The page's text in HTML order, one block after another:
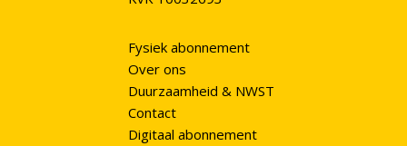
Fysiek abonnement
Over ons
Duurzaamheid & NWST
Contact
Digitaal abonnement